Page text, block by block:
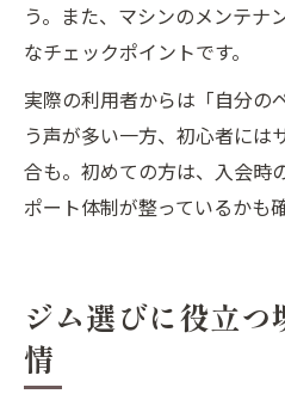
う。また、マシンのメンテナ
なチェックポイントです。
実際の利用者からは「自分の
う声が多い一方、初心者には
合も。初めての方は、入会時
ポート体制が整っているかも
ジム選びに役立
情